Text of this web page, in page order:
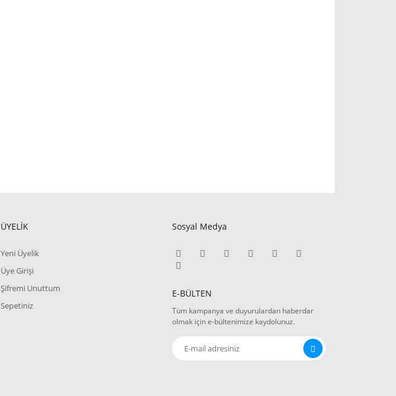
ÜYELİK
Yeni Üyelik
Üye Girişi
Şifremi Unuttum
Sepetiniz
Sosyal Medya
E-BÜLTEN
Tüm kampanya ve duyurulardan haberdar
olmak için e-bültenimize kaydolunuz.